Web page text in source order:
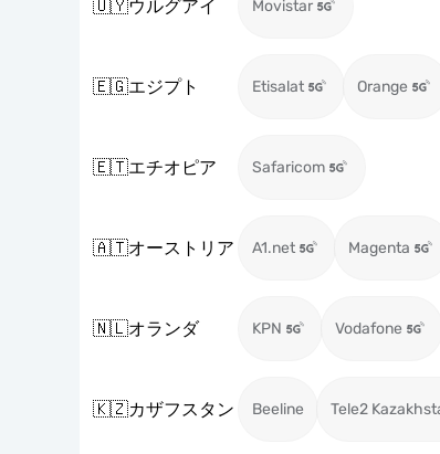
🇺🇾ウルグアイ Movistar
🇪🇬エジプト Etisalat Orange
🇪🇹エチオピア Safaricom
🇦🇹オーストリア A1.net Magenta
🇳🇱オランダ KPN Vodafone
🇰🇿カザフスタン Beeline Tele2